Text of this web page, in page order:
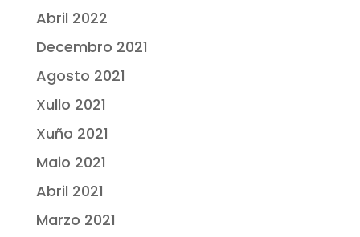
Abril 2022
Decembro 2021
Agosto 2021
Xullo 2021
Xuño 2021
Maio 2021
Abril 2021
Marzo 2021